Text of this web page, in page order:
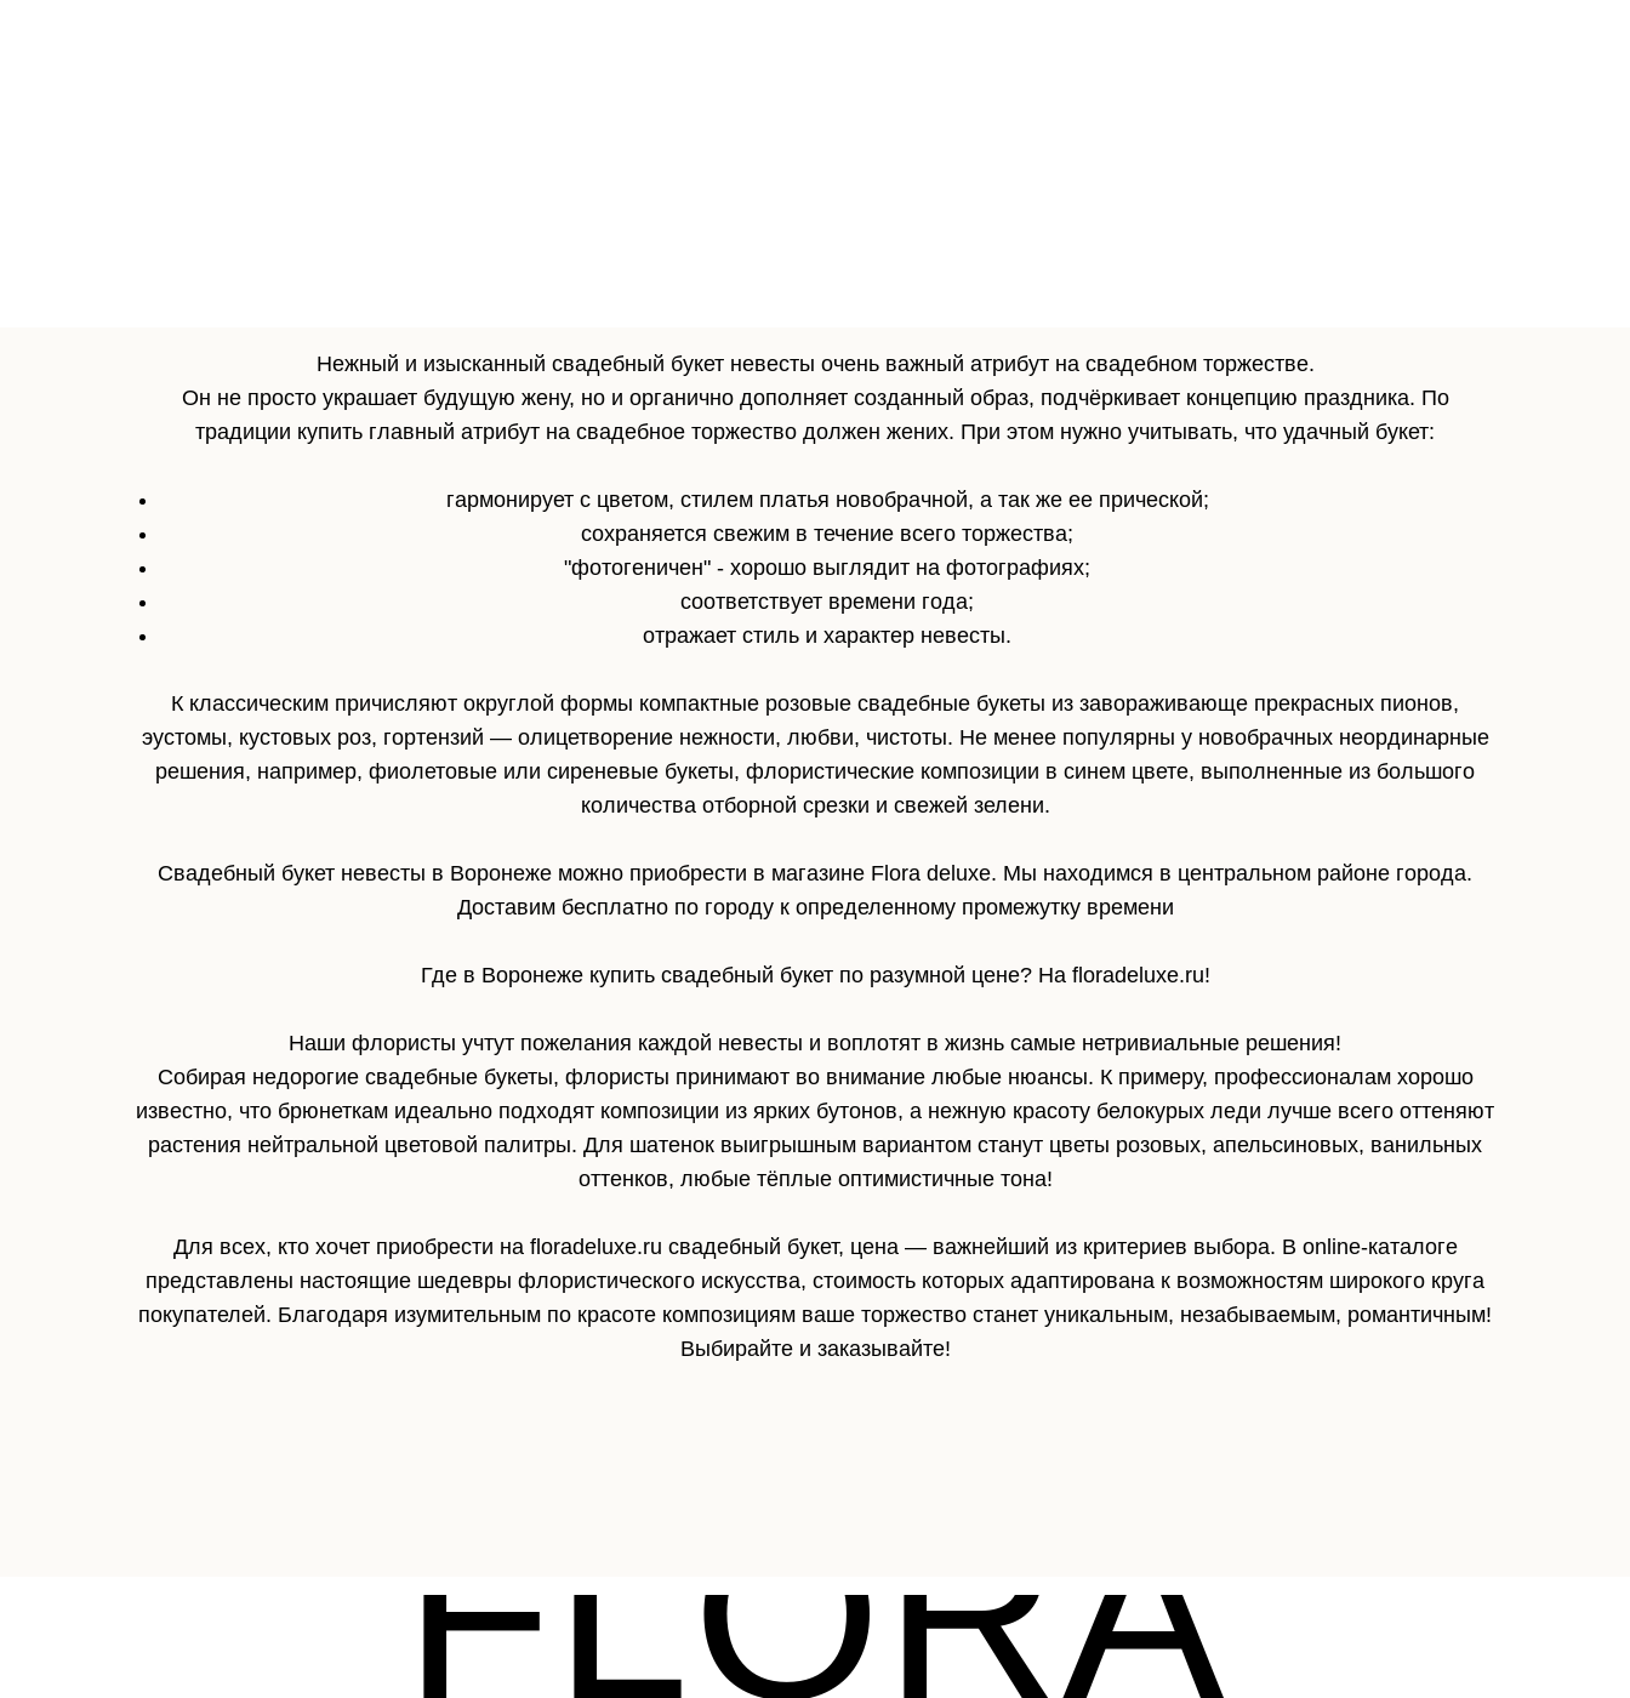
Нежный и изысканный свадебный букет невесты очень важный атрибут на свадебном торжестве.
Он не просто украшает будущую жену, но и органично дополняет созданный образ, подчёркивает концепцию праздника. По
традиции купить главный атрибут на свадебное торжество должен жених. При этом нужно учитывать, что удачный букет:
гармонирует с цветом, стилем платья новобрачной, а так же ее прической;
сохраняется свежим в течение всего торжества;
"фотогеничен" - хорошо выглядит на фотографиях;
соответствует времени года;
отражает стиль и характер невесты.
К классическим причисляют округлой формы компактные розовые свадебные букеты из завораживающе прекрасных пионов,
эустомы, кустовых роз, гортензий — олицетворение нежности, любви, чистоты. Не менее популярны у новобрачных неординарные
решения, например, фиолетовые или сиреневые букеты, флористические композиции в синем цвете, выполненные из большого
количества отборной срезки и свежей зелени.
Свадебный букет невесты в Воронеже можно приобрести в магазине Flora deluxe. Мы находимся в центральном районе города.
Доставим бесплатно по городу к определенному промежутку времени
Где в Воронеже купить свадебный букет по разумной цене? На floradeluxe.ru!
Наши флористы учтут пожелания каждой невесты и воплотят в жизнь самые нетривиальные решения!
Собирая недорогие свадебные букеты, флористы принимают во внимание любые нюансы. К примеру, профессионалам хорошо
известно, что брюнеткам идеально подходят композиции из ярких бутонов, а нежную красоту белокурых леди лучше всего оттеняют
растения нейтральной цветовой палитры. Для шатенок выигрышным вариантом станут цветы розовых, апельсиновых, ванильных
оттенков, любые тёплые оптимистичные тона!
Для всех, кто хочет приобрести на floradeluxe.ru свадебный букет, цена — важнейший из критериев выбора. В online-каталоге
представлены настоящие шедевры флористического искусства, стоимость которых адаптирована к возможностям широкого круга
покупателей. Благодаря изумительным по красоте композициям ваше торжество станет уникальным, незабываемым, романтичным!
Выбирайте и заказывайте!
FLORA